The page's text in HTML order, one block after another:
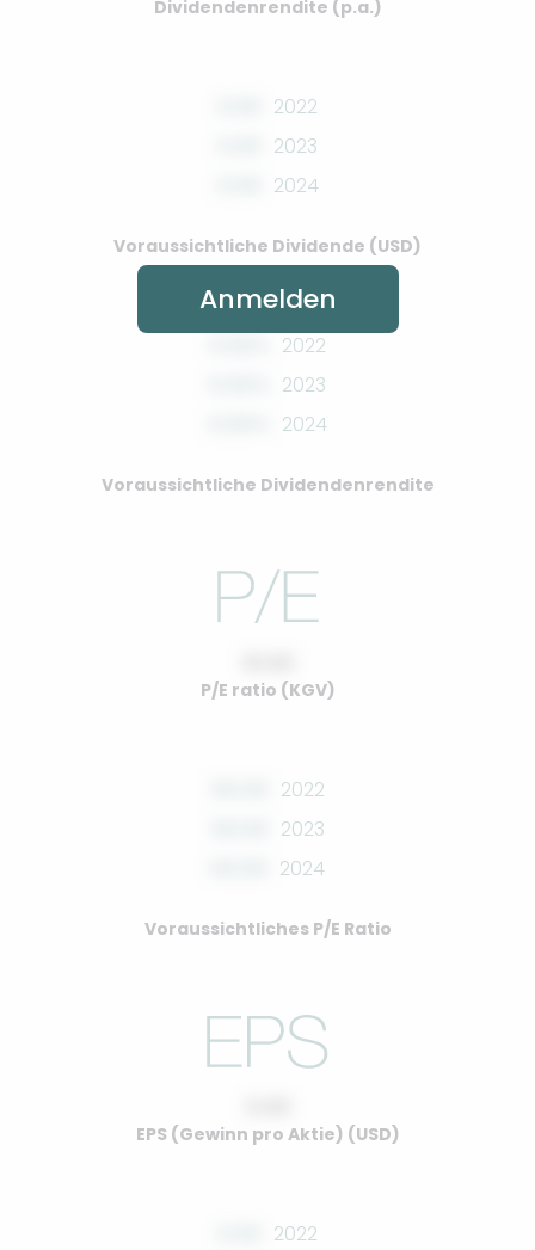
Dividendenrendite (p.a.)
2022
2023
2024
Voraussichtliche Dividende (USD)
2022
2023
2024
Voraussichtliche Dividendenrendite
P/E ratio (KGV)
2022
2023
2024
Voraussichtliches P/E Ratio
EPS (Gewinn pro Aktie) (USD)
2022
Anmelden